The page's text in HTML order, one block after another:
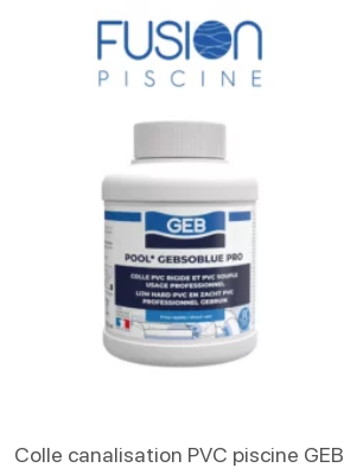
Colle canalisation PVC piscine GEB